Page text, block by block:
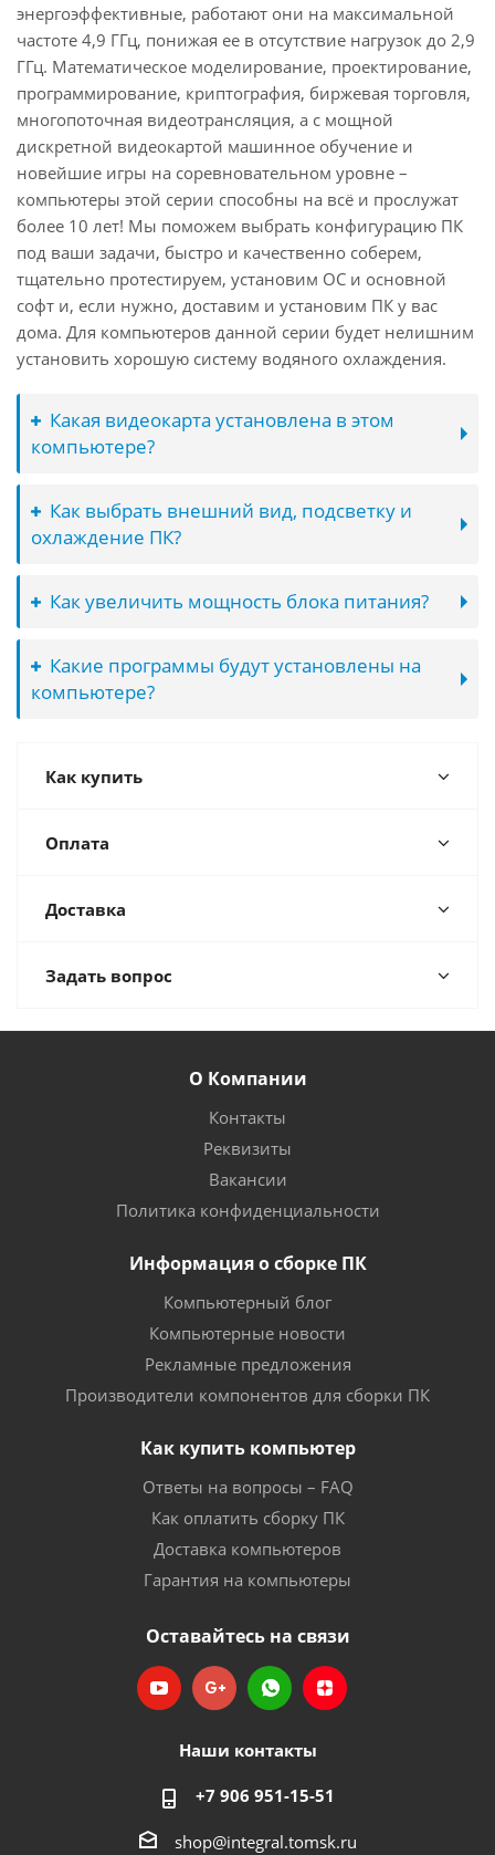
энергоэффективные, работают они на максимальной
частоте 4,9 ГГц, понижая ее в отсутствие нагрузок до 2,9
ГГц. Математическое моделирование, проектирование,
программирование, криптография, биржевая торговля,
многопоточная видеотрансляция, а с мощной
дискретной видеокартой машинное обучение и
новейшие игры на соревновательном уровне –
компьютеры этой серии способны на всё и прослужат
более 10 лет! Мы поможем выбрать конфигурацию ПК
под ваши задачи, быстро и качественно соберем,
тщательно протестируем, установим ОС и основной
софт и, если нужно, доставим и установим ПК у вас
дома. Для компьютеров данной серии будет нелишним
установить хорошую систему водяного охлаждения.
Какая видеокарта установлена в этом
компьютере?
Как выбрать внешний вид, подсветку и
охлаждение ПК?
Как увеличить мощность блока питания?
Какие программы будут установлены на
компьютере?
Как купить
Оплата
Доставка
Задать вопрос
О Компании
Контакты
Реквизиты
Вакансии
Политика конфиденциальности
Информация о сборке ПК
Компьютерный блог
Компьютерные новости
Рекламные предложения
Производители компонентов для сборки ПК
Как купить компьютер
Ответы на вопросы – FAQ
Как оплатить сборку ПК
Доставка компьютеров
Гарантия на компьютеры
Оставайтесь на связи
Наши контакты
+7 906 951-15-51
shop@integral.tomsk.ru